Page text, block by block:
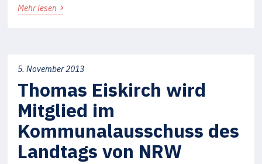
Mehr lesen ›
5. November 2013
Thomas Eiskirch wird
Mitglied im
Kommunalausschuss des
Landtags von NRW